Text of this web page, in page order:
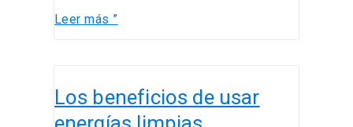
Leer más ”
Los beneficios de usar
beneficios